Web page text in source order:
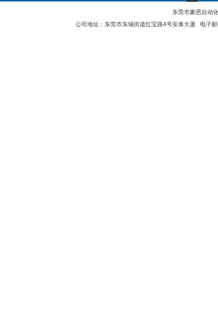
东莞市豪恩自动
公司地址：东莞市东城街道红宝路4号安泰大厦 电子